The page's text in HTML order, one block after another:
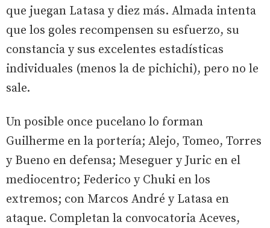
que juegan Latasa y diez más. Almada intenta
que los goles recompensen su esfuerzo, su
constancia y sus excelentes estadísticas
individuales (menos la de pichichi), pero no le
sale.
Un posible once pucelano lo forman
Guilherme en la portería; Alejo, Tomeo, Torres
y Bueno en defensa; Meseguer y Juric en el
mediocentro; Federico y Chuki en los
extremos; con Marcos André y Latasa en
ataque. Completan la convocatoria Aceves,